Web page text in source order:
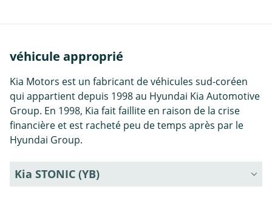
véhicule approprié
Kia Motors est un fabricant de véhicules sud-coréen
qui appartient depuis 1998 au Hyundai Kia Automotive
Group. En 1998, Kia fait faillite en raison de la crise
financière et est racheté peu de temps après par le
Hyundai Group.
Kia STONIC (YB)